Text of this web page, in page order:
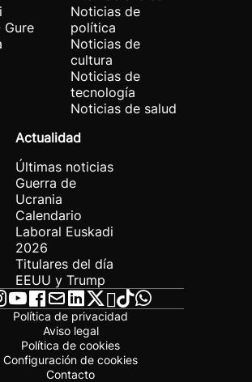
Gure
Noticias de
política
Noticias de
cultura
Noticias de
tecnología
Noticias de salud
Actualidad
Últimas noticias
Guerra de
Ucrania
Calendario
Laboral Euskadi
2026
Titulares del día
EEUU y Trump
Política de privacidad
Aviso legal
Política de cookies
Configuración de cookies
Contacto